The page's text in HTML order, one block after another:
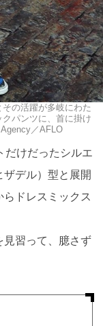
の活躍が多岐にわた
パンツに、首に掛け
／AFLO
だけだったシルエ
デル）型と展開
ドレスミックス
見習って、臆さず